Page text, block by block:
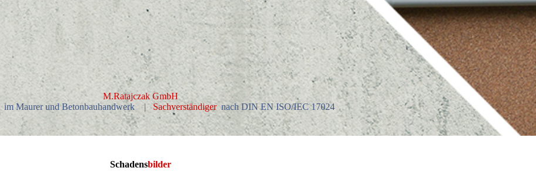
M.Ratajczak GmbH
im Maurer und Betonbauhandwerk | Sachverständigernach DIN EN ISO/IEC 17024
Schadensbilder